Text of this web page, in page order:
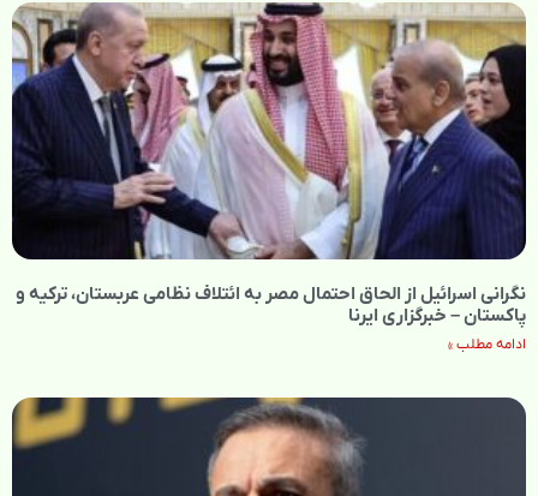
نگرانی اسرائیل از الحاق احتمال مصر به ائتلاف نظامی عربستان، ترکیه و
پاکستان – خبرگزاری ایرنا
ادامه مطلب »